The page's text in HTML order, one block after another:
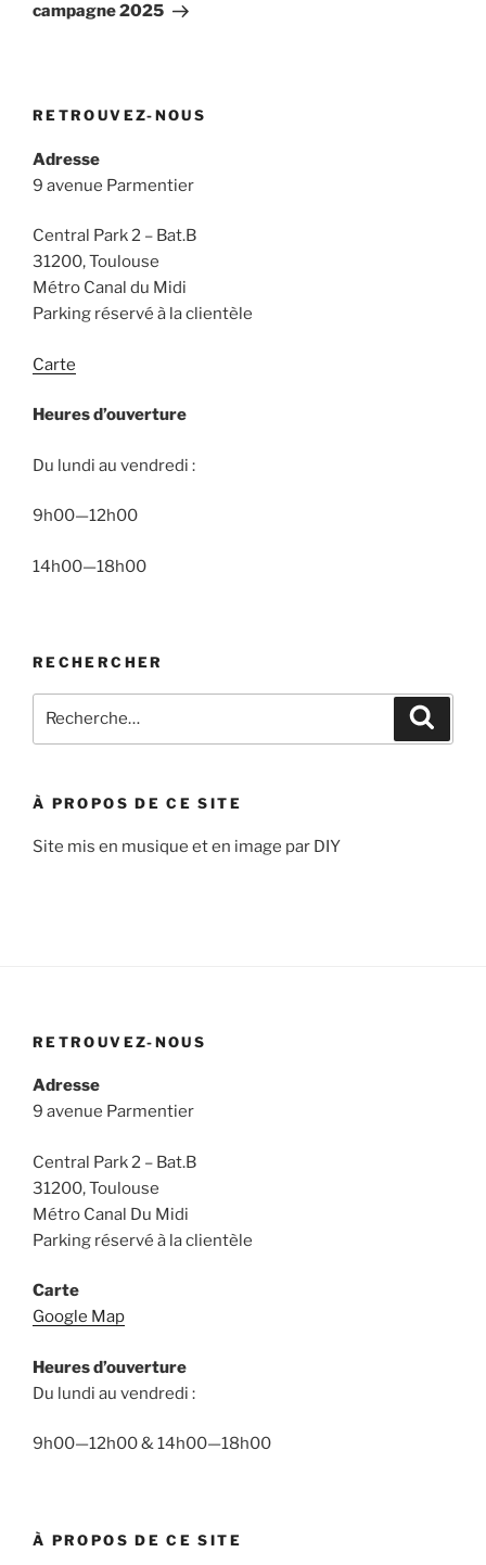
campagne 2025
RETROUVEZ-NOUS
Adresse
9 avenue Parmentier
Central Park 2 – Bat.B
31200, Toulouse
Métro Canal du Midi
Parking réservé à la clientèle
Carte
Heures d’ouverture
Du lundi au vendredi :
9h00—12h00
14h00—18h00
RECHERCHER
pour
À PROPOS DE CE SITE
Site mis en musique et en image par DIY
RETROUVEZ-NOUS
Adresse
9 avenue Parmentier
Central Park 2 – Bat.B
31200, Toulouse
Métro Canal Du Midi
Parking réservé à la clientèle
Carte
Google Map
Heures d’ouverture
Du lundi au vendredi :
9h00—12h00 & 14h00—18h00
À PROPOS DE CE SITE